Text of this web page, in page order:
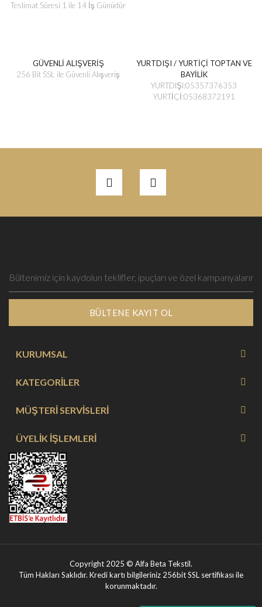
Teslimat Süresi 1 ile 14 İş Günüdür
GÜVENLİ ALIŞVERİŞ
256 Bit SSL ile Güvenli Alışveriş
YURTDIŞI / YURTİÇİ TOPTAN VE
BAYİLİK
YURTDIŞI:05357376353
YURTİÇİ:05368372191
BÜLTENE KAYIT OL
KURUMSAL
KATEGORİLER
MÜŞTERİ SERVİSLERİ
ÜYELİK İŞLEMLERİ
Copyright 2025 © Alfa Beta Tekstil.
Tüm Hakları Saklıdır. Kredi kartı bilgileriniz 256bit SSL sertifikası ile
korunmaktadır.